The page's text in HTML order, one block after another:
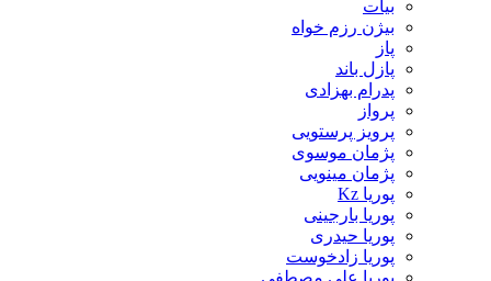
بیژن رزم خواه
پازل باند
پدرام بهزادی
پرویز پرستویی
پژمان موسوی
پژمان مینویی
پوریا بارجینی
پوریا حیدری
پوریا زادخوست
پوریا علی مصطفی